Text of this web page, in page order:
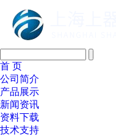
首 页
公司简介
产品展示
新闻资讯
资料下载
技术支持